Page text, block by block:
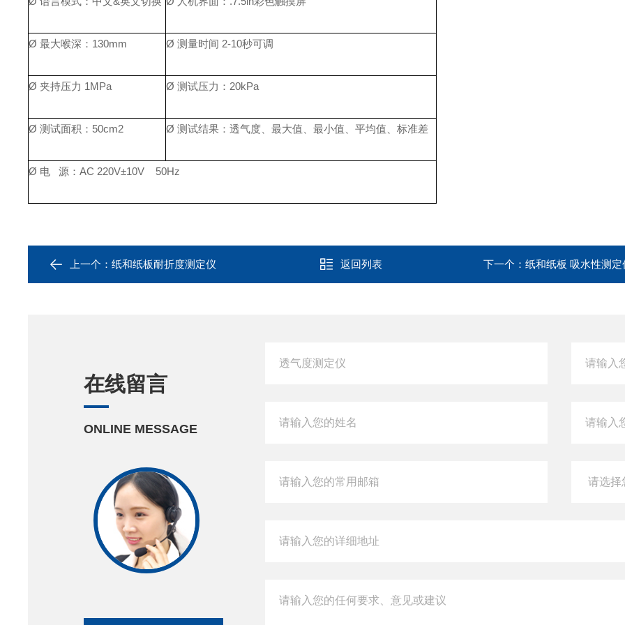
Ø 最大喉深 ： 130mm Ø 测量时间 2-10秒可调
Ø 夹持压力 1MPa Ø 测试压力： 20kPa
Ø 测试面积： 50cm2 Ø 测试结果：透气度、最大值、最小值、平均值、标准差
Ø 电 源： AC 220V±10V 50Hz
上一个： 纸和纸板耐折度测定仪 返回列表 下一个： 纸和纸板 吸水性测定
在线留言
ONLINE MESSAGE